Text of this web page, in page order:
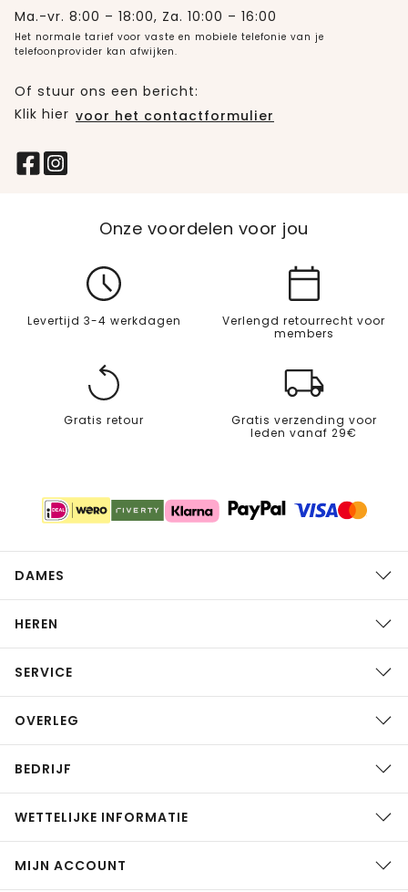
Ma.-vr. 8:00 – 18:00, Za. 10:00 – 16:00
Het normale tarief voor vaste en mobiele telefonie van je
telefoonprovider kan afwijken.
Of stuur ons een bericht:
Klik hier voor het contactformulier
Onze voordelen voor jou
Levertijd 3-4 werkdagen
Verlengd retourrecht voor
members
Gratis retour
Gratis verzending voor
leden vanaf 29€
DAMES
HEREN
SERVICE
OVERLEG
BEDRIJF
WETTELIJKE INFORMATIE
MIJN ACCOUNT